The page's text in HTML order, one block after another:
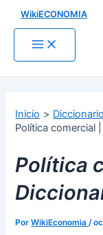
contenido
WikiECONOMIA
Main
Menu
Inicio
Política comercial
Política
PorWikiEconomia/